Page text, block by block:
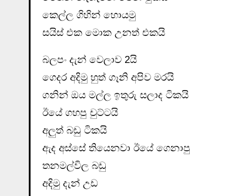
කෙල්ල ගිහින් හොයමු
සයිස් එක මොක උනත් එකයි
බලපං දැන් වෙලාව 2යි
ගෙදර අදිමු හුත් ගෑනි අපිව මරයි
ගනින් ඔය මල්ල ඉතුරු සලාද ටිකයි
ඊයේ ගහපු චුට්ටයි
අලුත් බඩු ටිකයි
ඇද අස්සේ තියෙනවා ඊයේ ගෙනාපු
තනමල්විල බඩු
අදිමු දැන් උඩ